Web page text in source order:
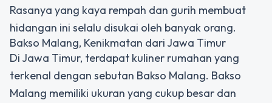
Rasanya yang kaya rempah dan gurih membuat
hidangan ini selalu disukai oleh banyak orang.
Bakso Malang, Kenikmatan dari Jawa Timur
Di Jawa Timur, terdapat kuliner rumahan yang
terkenal dengan sebutan Bakso Malang. Bakso
Malang memiliki ukuran yang cukup besar dan